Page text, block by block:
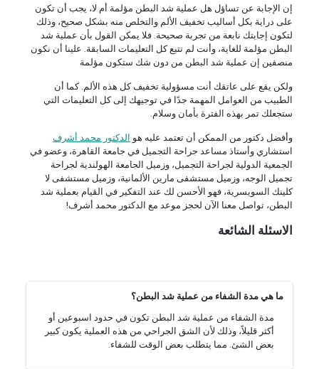
إن الإجابة عن تساؤل هل عملية شد البطن مؤلمة أم لا، يجب أن تكون
على دراية بكل أساليب تخفيف الألم والتخلص منه بشكل صحيح، وذلك
لتكون إجابتك نابعة من تجربة صحيحة. فلا يمكن القول بأن عملية شد
البطن مؤلمة للغاية، وأنت لم تتبع كل التعليمات السابقة. علينا أن نكون
منصفين إن عملية شد البطن من دون شك ستكون مؤلمة
ولكن يقع على عاتقك أنت مسؤولية تخفيف كل هذه الألم. كما أن
الطبيب من العوامل المهمة جدًا في توجيهك إلى كل التعليمات التي
ستجعلك تمر بهذه الفترة بأمان وسلام.
وأفضل دكتور من الممكن أن تعتمد عليه هو الدكتور محمد أشرف
استشاري وأستاذ مساعد جراحة التجميل في جامعة القاهرة، وعضو في
الجمعية الدولية لجراحة التجميل، وزميل الجامعة الهولندية لجراحة
تجميل الوجه، وزميل مستشفى مارين الألمانية، وزميل مستشفى لا
كلينك السويسرية، فهو الأحسن لك عند التفكير في القيام بعملية شد
البطن، تواصل معنا الآن لحجز موعد مع الدكتور محمد أشرف!
الاسئلة الشائعة
ما هي مدة الشفاء من عملية شد البطن؟
مدة الشفاء من عملية شد البطن تكون في حدود اسبوعين أو
أكثر قليلاً، وذلك لأن الشق الجراحي من هذه العملية يكون كبير
بعض الشئ. مما يتطلب بعض الوقت للشفاء.